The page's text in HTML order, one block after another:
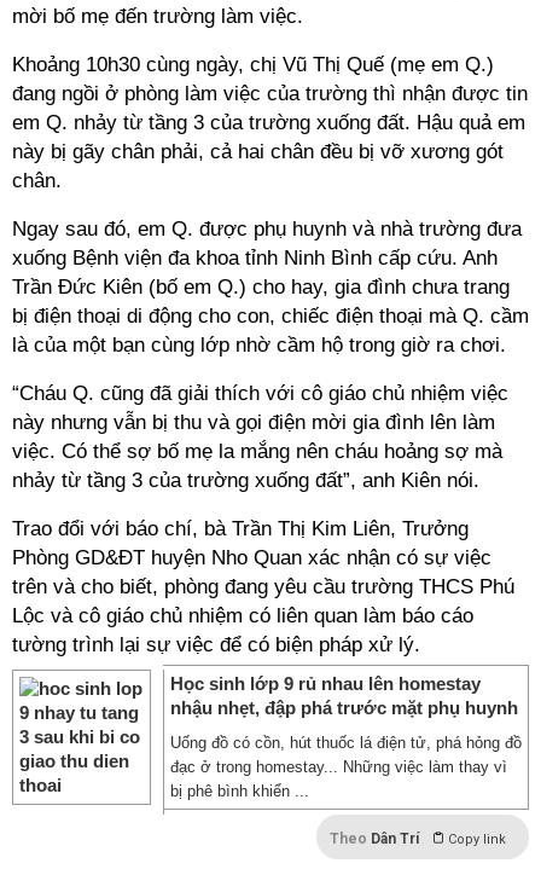
mời bố mẹ đến trường làm việc.
Khoảng 10h30 cùng ngày, chị Vũ Thị Quế (mẹ em Q.)
đang ngồi ở phòng làm việc của trường thì nhận được tin
em Q. nhảy từ tầng 3 của trường xuống đất. Hậu quả em
này bị gãy chân phải, cả hai chân đều bị vỡ xương gót
chân.
Ngay sau đó, em Q. được phụ huynh và nhà trường đưa
xuống Bệnh viện đa khoa tỉnh Ninh Bình cấp cứu. Anh
Trần Đức Kiên (bố em Q.) cho hay, gia đình chưa trang
bị điện thoại di động cho con, chiếc điện thoại mà Q. cầm
là của một bạn cùng lớp nhờ cầm hộ trong giờ ra chơi.
“Cháu Q. cũng đã giải thích với cô giáo chủ nhiệm việc
này nhưng vẫn bị thu và gọi điện mời gia đình lên làm
việc. Có thể sợ bố mẹ la mắng nên cháu hoảng sợ mà
nhảy từ tầng 3 của trường xuống đất”, anh Kiên nói.
Trao đổi với báo chí, bà Trần Thị Kim Liên, Trưởng
Phòng GD&ĐT huyện Nho Quan xác nhận có sự việc
trên và cho biết, phòng đang yêu cầu trường THCS Phú
Lộc và cô giáo chủ nhiệm có liên quan làm báo cáo
tường trình lại sự việc để có biện pháp xử lý.
Học sinh lớp 9 rủ nhau lên homestay
nhậu nhẹt, đập phá trước mặt phụ huynh
Uống đồ có cồn, hút thuốc lá điện tử, phá hỏng đồ
đạc ở trong homestay... Những việc làm thay vì
bị phê bình khiển ...
Theo Dân Trí Copy link